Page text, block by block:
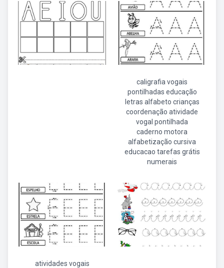
caligrafia vogais
pontilhadas educação
letras alfabeto crianças
coordenação atividade
vogal pontilhada
caderno motora
alfabetização cursiva
educacao tarefas grátis
numerais
atividades vogais